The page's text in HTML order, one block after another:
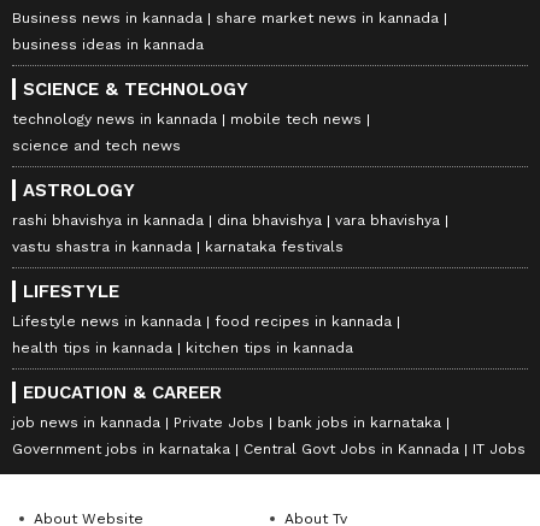
Business news in kannada
share market news in kannada
business ideas in kannada
SCIENCE & TECHNOLOGY
technology news in kannada
mobile tech news
science and tech news
ASTROLOGY
rashi bhavishya in kannada dina bhavishya
vara bhavishya
vastu shastra in kannada
karnataka festivals
LIFESTYLE
Lifestyle news in kannada
food recipes in kannada
health tips in kannada
kitchen tips in kannada
EDUCATION & CAREER
job news in kannada Private Jobs
bank jobs in karnataka
Government jobs in karnataka
Central Govt Jobs in Kannada IT Jobs
About Website About Tv